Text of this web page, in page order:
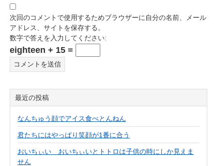
次回のコメントで使用するためブラウザーに自分の名前、メール
アドレス、サイトを保存する。
数字で答えを入力してください:
eighteen + 15 =
最近の投稿
なんちゅう顔でアイス食べとんねん
君たちにはやっぱり笑顔が1番に合う
おいちぃい おいちぃいとトトロは子供の時にしか見えま
せん